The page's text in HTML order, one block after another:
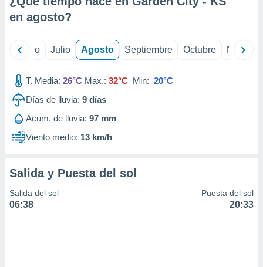
e
publicidad
publicidad
de
en agosto?
Junio Julio Agosto Septiembre Octubre
T. Media: 26°C Max.: 32°C Min: 20°C
Días de lluvia: 9 días
Acum. de lluvia: 97 mm
Viento medio: 13 km/h
Salida y Puesta del sol
Salida del sol
06:38
Puesta del sol
20:33